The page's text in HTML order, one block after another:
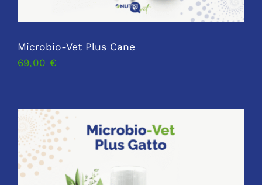
Microbio-Vet Plus Cane
69,00 €